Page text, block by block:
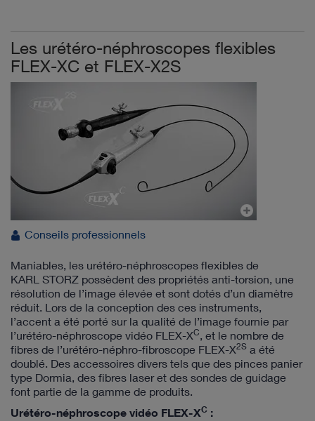
Les urétéro-néphroscopes flexibles
FLEX-XC et FLEX-X2S
Conseils professionnels
Maniables, les urétéro-néphroscopes flexibles de
KARL STORZ possèdent des propriétés anti-torsion, une
résolution de l’image élevée et sont dotés d’un diamètre
réduit. Lors de la conception des ces instruments,
l’accent a été porté sur la qualité de l’image fournie par
l’urétéro-néphroscope vidéo FLEX-XC, et le nombre de
fibres de l’urétéro-néphro-fibroscope FLEX-X2S a été
doublé. Des accessoires divers tels que des pinces panier
type Dormia, des fibres laser et des sondes de guidage
font partie de la gamme de produits.
Urétéro-néphroscope vidéo FLEX-XC :